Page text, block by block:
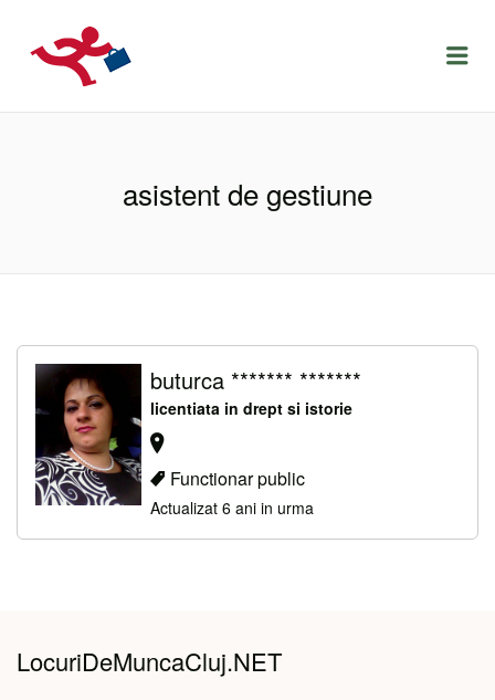
LOCURIDEMUNCACLUJ.NET
asistent de gestiune
buturca ******* *******
licentiata in drept si istorie
Functionar public
Actualizat 6 ani in urma
LocuriDeMuncaCluj.NET